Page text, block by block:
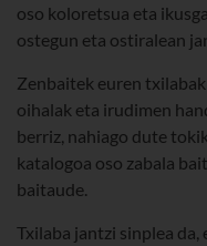
oso koloretsua eta
ostegun eta ostiralean
Zenbaitek euren
oihalak eta irudimen
berriz, nahiago dute
katalogoa oso zabala
baitaude.
Txilaba jantzi sinplea